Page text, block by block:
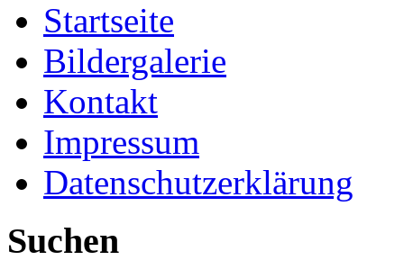
Startseite
Bildergalerie
Kontakt
Impressum
Datenschutzerklärung
Suchen